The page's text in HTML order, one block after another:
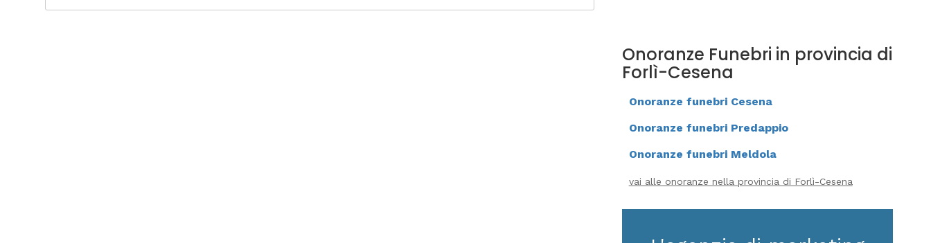
Onoranze Funebri in provincia di
Forlì-Cesena
Onoranze funebri Cesena
Onoranze funebri Predappio
Onoranze funebri Meldola
vai alle onoranze nella provincia di Forlì-Cesena